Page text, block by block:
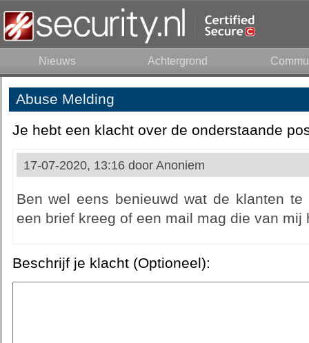
Nieuws Achtergrond
Abuse Melding
Je hebt een klacht over de onderstaande
17-07-2020, 13:16 door Anoniem
Ben wel eens benieuwd wat de klanten
een brief kreeg of een mail mag die van mij
Beschrijf je klacht (Optioneel):